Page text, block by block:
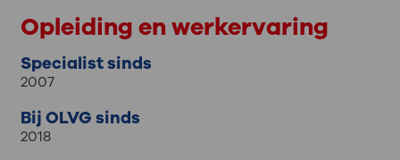
Opleiding en werkervaring
Specialist sinds
2007
Bij OLVG sinds
2018